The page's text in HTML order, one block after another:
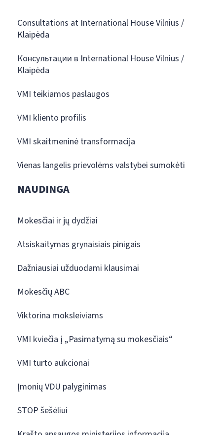
Consultations at International House Vilnius /
Klaipėda
Консультации в International House Vilnius /
Klaipėda
VMI teikiamos paslaugos
VMI kliento profilis
VMI skaitmeninė transformacija
Vienas langelis prievolėms valstybei sumokėti
NAUDINGA
Mokesčiai ir jų dydžiai
Atsiskaitymas grynaisiais pinigais
Dažniausiai užduodami klausimai
Mokesčių ABC
Viktorina moksleiviams
VMI kviečia į „Pasimatymą su mokesčiais“
VMI turto aukcionai
Įmonių VDU palyginimas
STOP šešėliui